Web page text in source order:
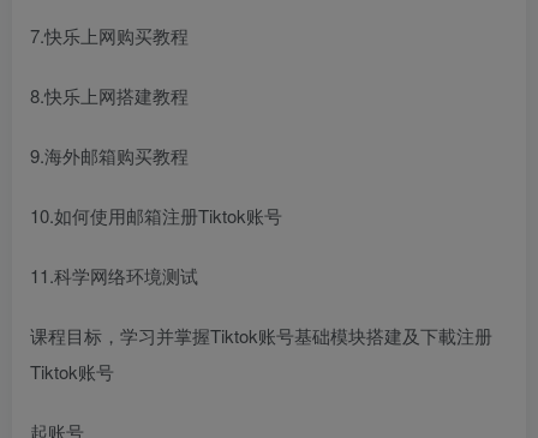
7.快乐上网购买教程
8.快乐上网搭建教程
9.海外邮箱购买教程
10.如何使用邮箱注册Tiktok账号
11.科学网络环境测试
课程目标，学习并掌握Tiktok账号基础模块搭建及下載注册
Tiktok账号
起账号